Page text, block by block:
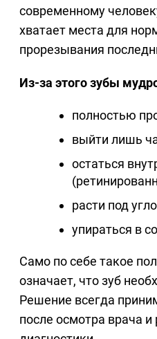
современному
хватает места для
прорезывания
Из-за этого зубы
полностью
выйти лишь
остаться
расти под
упираться в
Само по себе такое
означает, что зуб
Решение всегда
после осмотра врача и